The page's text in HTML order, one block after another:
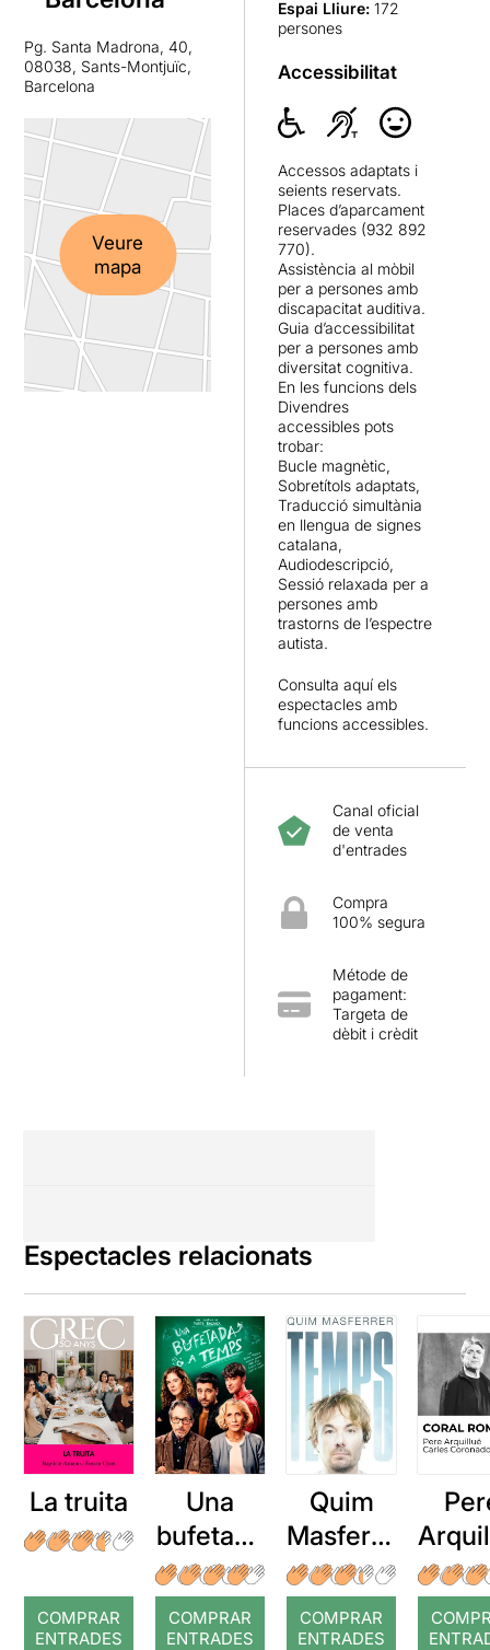
Pg. Santa Madrona, 40,
08038, Sants-Montjuïc,
Barcelona
Veure
mapa
Espai Lliure: 172
persones
Accessibilitat
Accessos adaptats i
seients reservats.
Places d’aparcament
reservades (932 892
770).
Assistència al mòbil
per a persones amb
discapacitat auditiva.
Guia d’accessibilitat
per a persones amb
diversitat cognitiva.
En les funcions dels
Divendres
accessibles pots
trobar:
Bucle magnètic,
Sobretítols adaptats,
Traducció simultània
en llengua de signes
catalana,
Audiodescripció,
Sessió relaxada per a
persones amb
trastorns de l’espectre
autista.
Consulta aquí els
espectacles amb
funcions accessibles.
Canal oficial
de venta
d'entrades
Compra
100% segura
Métode de
pagament:
Targeta de
dèbit i crèdit
Espectacles relacionats
La truita
COMPRAR
ENTRADES
Una
bufetada
a temps
COMPRAR
ENTRADES
Quim
Masferre
r: Temps
COMPRAR
ENTRADES
: